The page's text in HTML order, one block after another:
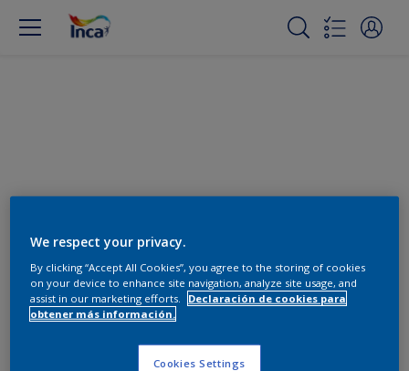
Encuentra los productos para
tu proyecto
Productos encontrados
We respect your privacy.
By clicking “Accept All Cookies”, you agree to the storing of cookies
on your device to enhance site navigation, analyze site usage, and
assist in our marketing efforts.
Declaración de cookies para
obtener más información.
Cookies Settings